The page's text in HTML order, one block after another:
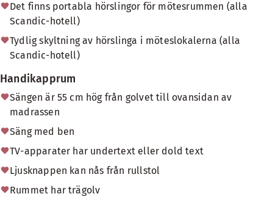
Det finns portabla hörslingor för mötesrummen (alla
Scandic-hotell)
Tydlig skyltning av hörslinga i möteslokalerna (alla
Scandic-hotell)
Handikapprum
Sängen är 55 cm hög från golvet till ovansidan av
madrassen
Säng med ben
TV-apparater har undertext eller dold text
Ljusknappen kan nås från rullstol
Rummet har trägolv